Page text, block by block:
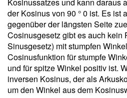
\
29{,}765
}{ 8 } =
7{,}441
\ \\ h _c
=
\dfrac{
2 \ T }{
c } =
der Kosinus von 90 ° 0 ist. Es ist
gegenüber der längsten Seite
Cosinusgesetz gibt es auch kein
Sinusgesetz) mit stumpfen
Cosinusfunktion für stumpfe
und für spitze Winkel positiv ist.
inversen Kosinus, der als
um den Winkel aus dem